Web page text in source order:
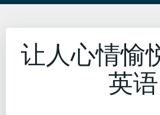
让人心情愉
英语